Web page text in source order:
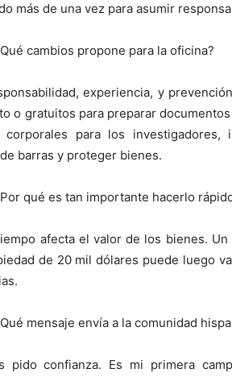
más de una vez para asumir
cambios propone para la oficina?
experiencia, y
o gratuitos para preparar
corporales para los investigadores,
barras y proteger bienes.
qué es tan importante hacerlo
afecta el valor de los bienes.
de 20 mil dólares puede luego
mensaje envía a la comunidad
pido confianza. Es mi primera